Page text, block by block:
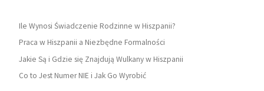
Ile Wynosi Świadczenie Rodzinne w Hiszpanii?
Praca w Hiszpanii a Niezbędne Formalności
Jakie Są i Gdzie się Znajdują Wulkany w Hiszpanii
Co to Jest Numer NIE i Jak Go Wyrobić